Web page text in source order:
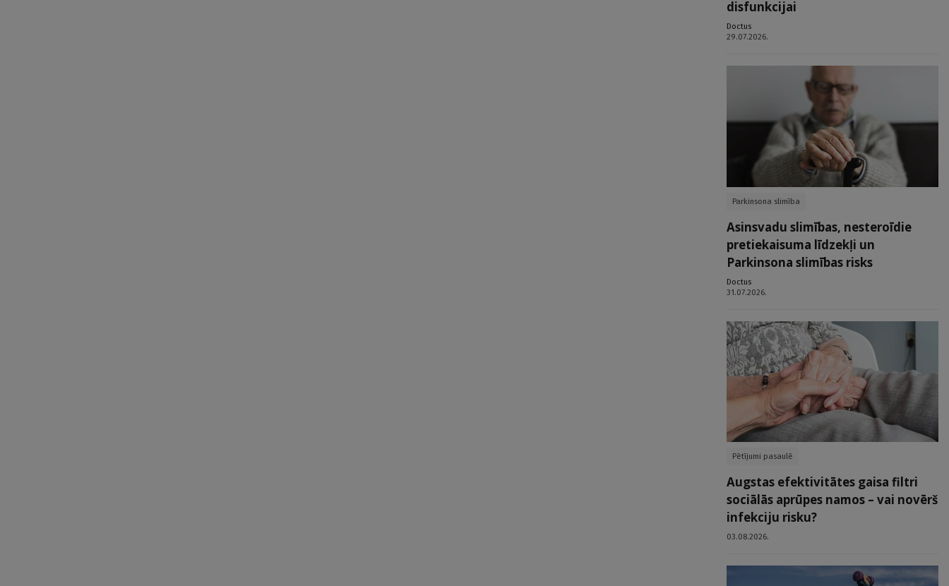
disfunkcijai
Doctus
29.07.2026.
Parkinsona slimība
Asinsvadu slimības, nesteroīdie
pretiekaisuma līdzekļi un
Parkinsona slimības risks
Doctus
31.07.2026.
Pētījumi pasaulē
Augstas efektivitātes gaisa filtri
sociālās aprūpes namos – vai novērš
infekciju risku?
03.08.2026.